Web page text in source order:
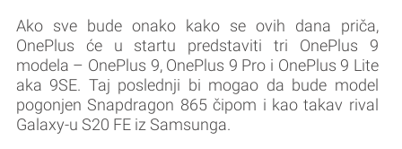
Ako sve bude onako kako se ovih dana priča,
OnePlus će u startu predstaviti tri OnePlus 9
modela – OnePlus 9, OnePlus 9 Pro i OnePlus 9 Lite
aka 9SE. Taj poslednji bi mogao da bude model
pogonjen Snapdragon 865 čipom i kao takav rival
Galaxy-u S20 FE iz Samsunga.